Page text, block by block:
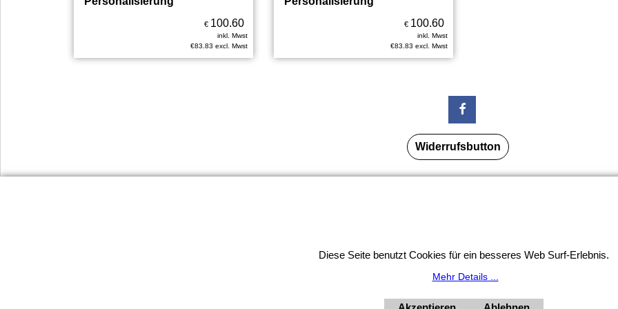
€ 100.60
inkl. Mwst
€83.83 excl. Mwst
€ 100.60
inkl. Mwst
€83.83 excl. Mwst
Widerrufsbutton
Diese Seite benutzt Cookies für ein besseres Web Surf-Erlebnis.
Mehr Details ...